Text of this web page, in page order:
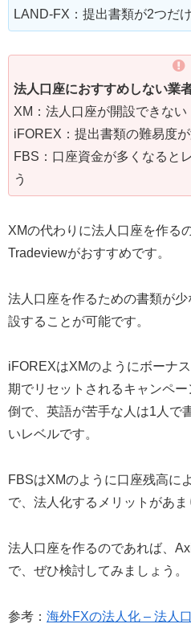
LAND-FX：提出書類が2つだ
法人口座におすすめしない業
XM：法人口座が開設できない
iFOREX：提出書類の難易度
FBS：口座資金が多くなると
う
XMの代わりに法人口座を作る
Tradeviewがおすすめです。
法人口座を作るための書類が
設することが可能です。
iFOREXはXMのようにボーナ
期でリセットされるキャンペ
倒で、英語が苦手な人は1人で
いレベルです。
FBSはXMのように口座残高に
で、法人化するメリットがあま
法人口座を作るのであれば、
で、ぜひ検討してみましょう。
参考： 海外FXの法人化 – 法人